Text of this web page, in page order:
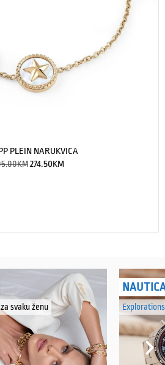
PLEIN NARUKVICA
KM 274.50KM
svaku ženu